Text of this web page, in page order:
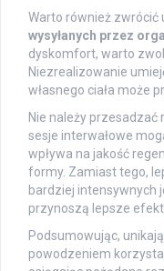
Warto również zwrócić
wysyłanych przez
dyskomfort, warto
Niezrealizowanie
własnego ciała może
Nie należy przesadzać
sesje interwałowe
wpływa na jakość
formy. Zamiast tego,
bardziej intensywnych
przynoszą lepsze
Podsumowując,
powodzeniem